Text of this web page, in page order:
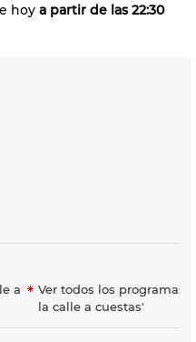
hoy a partir de las 22:30
a
Ver todos los programas
la calle a cuestas'